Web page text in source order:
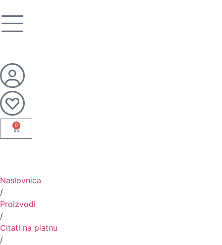
0
Naslovnica
/
Proizvodi
/
Citati na platnu
/